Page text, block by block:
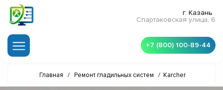
г. Казань
Спартаковская улица, 6
+7 (800) 100-89-44
Главная / Ремонт гладильных систем / Karcher